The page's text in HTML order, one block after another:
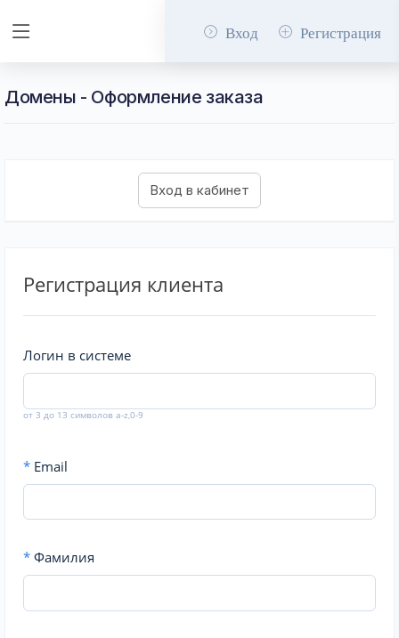
Вход Регистрация
Домены - Оформление заказа
Регистрация клиента
Логин в системе
от 3 до 13 символов a-z,0-9
* Email
* Фамилия